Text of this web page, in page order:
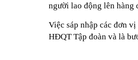
người lao động lên hàng
Việc sáp nhập các đơn
HĐQT Tập đoàn và là